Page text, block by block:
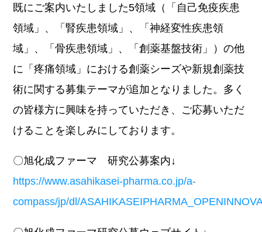
既にご案内いたしました5領域（「自己免疫疾患
領域」、「腎疾患領域」、「神経変性疾患領
域」、「骨疾患領域」、「創薬基盤技術」）の他
に「疼痛領域」における創薬シーズや新規創薬技
術に関する募集テーマが追加となりました。多く
の皆様方に興味を持っていただき、ご応募いただ
けることを楽しみにしております。
〇旭化成ファーマ 研究公募案内↓
https://www.asahikasei-pharma.co.jp/a-
compass/jp/dl/